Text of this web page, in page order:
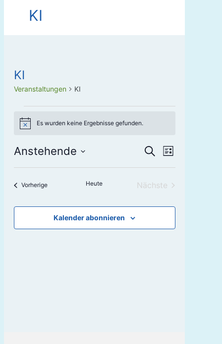
KI
KI
Veranstaltungen KI
HinweisEs wurden keine Ergebnisse gefunden.
Veranstaltungen
Ansichten,
SucheListe
Anstehende
wählen.
VorherigeVeranstaltungenHeute
Nächste
Kalender abonnieren